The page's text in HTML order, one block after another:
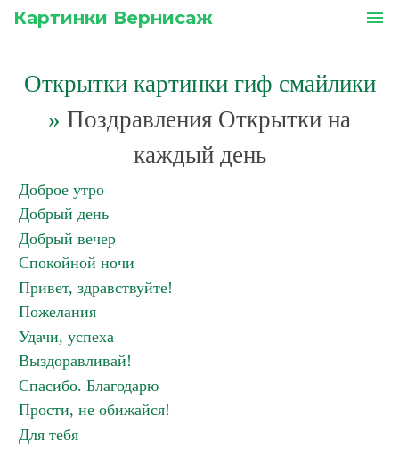
Картинки Вернисаж menu
Открытки картинки гиф смайлики
» Поздравления Открытки на
каждый день
Доброе утро
Добрый день
Добрый вечер
Спокойной ночи
Привет, здравствуйте!
Пожелания
Удачи, успеха
Выздоравливай!
Спасибо. Благодарю
Прости, не обижайся!
Для тебя